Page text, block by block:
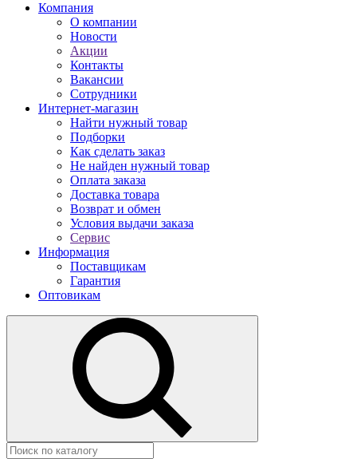
Компания
О компании
Новости
Акции
Контакты
Вакансии
Сотрудники
Интернет-магазин
Найти нужный товар
Подборки
Как сделать заказ
Не найден нужный товар
Оплата заказа
Доставка товара
Возврат и обмен
Условия выдачи заказа
Сервис
Информация
Поставщикам
Гарантия
Оптовикам